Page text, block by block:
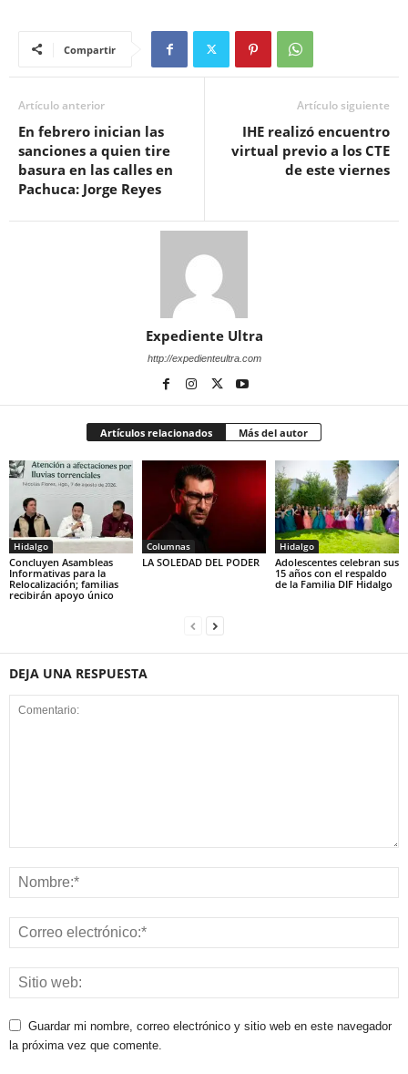
Compartir
Artículo anterior
En febrero inician las
sanciones a quien tire
basura en las calles en
Pachuca: Jorge Reyes
Artículo siguiente
IHE realizó encuentro
virtual previo a los CTE
de este viernes
Expediente Ultra
http://expedienteultra.com
Artículos relacionados Más del autor
Hidalgo
Concluyen Asambleas
Informativas para la
Relocalización; familias
recibirán apoyo único
Columnas
LA SOLEDAD DEL PODER
Hidalgo
Adolescentes celebran sus
15 años con el respaldo
de la Familia DIF Hidalgo
DEJA UNA RESPUESTA
Guardar mi nombre, correo electrónico y sitio web en este navegador
la próxima vez que comente.